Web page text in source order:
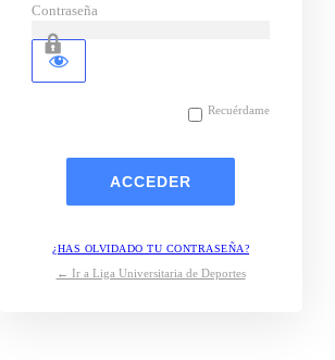
Contraseña
Recuérdame
¿HAS OLVIDADO TU CONTRASEÑA?
← Ir a Liga Universitaria de Deportes